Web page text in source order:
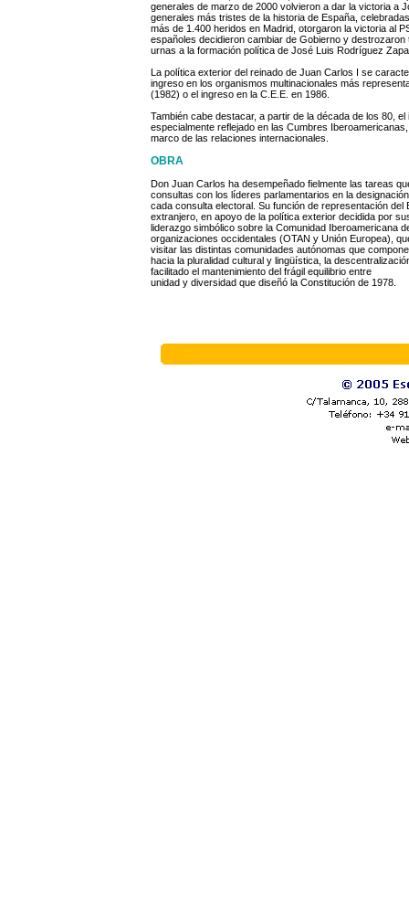
generales de marzo de 2000 volvieron a dar la victoria a
generales más tristes de la historia de España,
más de 1.400 heridos en Madrid, otorgaron la victoria al
españoles decidieron cambiar de Gobierno y
urnas a la formación política de José Luis Rodríguez
La política exterior del reinado de Juan Carlos I se
ingreso en los organismos multinacionales más
(1982) o el ingreso en la C.E.E. en 1986.
También cabe destacar, a partir de la década de los 80,
especialmente reflejado en las Cumbres
marco de las relaciones internacionales.
OBRA
Don Juan Carlos ha desempeñado fielmente las tareas
consultas con los líderes parlamentarios en la
cada consulta electoral. Su función de representación
extranjero, en apoyo de la política exterior decidida por
liderazgo simbólico sobre la Comunidad Iberoamericana
organizaciones occidentales (OTAN y Unión Europea),
visitar las distintas comunidades autónomas que
hacia la pluralidad cultural y lingüística, la
facilitado el mantenimiento del frágil equilibrio entre
unidad y diversidad que diseñó la Constitución de 1978.